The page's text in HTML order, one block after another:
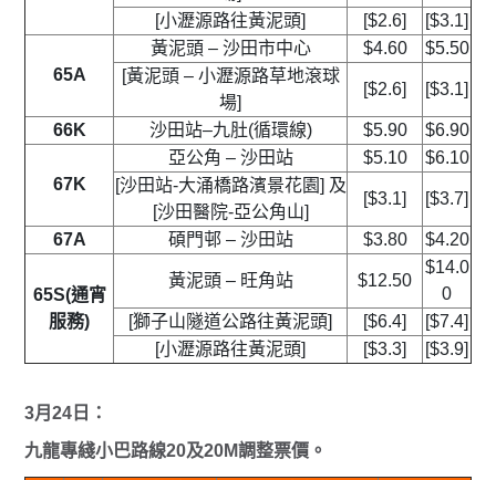
[小瀝源路往黃泥頭]
[$2.6] [$3.1]
65A
黃泥頭 – 沙田市中心 $4.60
$5.50
[黃泥頭 – 小瀝源路草地滾球
場]
[$2.6] [$3.1]
66K 沙田站–九肚(循環線) $5.90 $6.90
67K
亞公角 – 沙田站 $5.10
$6.10
[沙田站-大涌橋路濱景花園] 及
[沙田醫院-亞公角山]
[$3.1] [$3.7]
67A 碩門邨 – 沙田站 $3.80 $4.20
65S(通宵
服務)
黃泥頭 – 旺角站 $12.50
$14.0
0
[獅子山隧道公路往黃泥頭]
[$6.4]
[$7.4]
[小瀝源路往黃泥頭]
[$3.3] [$3.9]
3月24日：
九龍專綫小巴路線20及20M調整票價。